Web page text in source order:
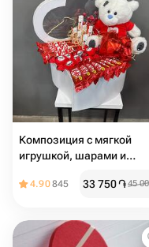
Композиция с мягкой
игрушкой, шарами и
4.90845 33 750֏45